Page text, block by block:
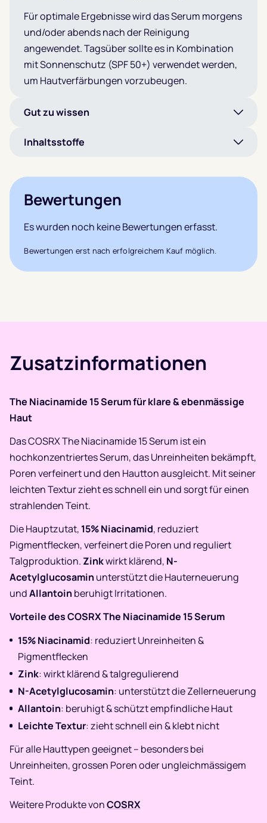
Für optimale Ergebnisse wird das Serum morgens
und/oder abends nach der Reinigung
angewendet. Tagsüber sollte es in Kombination
mit Sonnenschutz (SPF 50+) verwendet werden,
um Hautverfärbungen vorzubeugen.
Gut zu wissen
Inhaltsstoffe
Bewertungen
Es wurden noch keine Bewertungen erfasst.
Bewertungen erst nach erfolgreichem Kauf möglich.
Zusatzinformationen
The Niacinamide 15 Serum für klare & ebenmässige
Haut
Das COSRX The Niacinamide 15 Serum ist ein
hochkonzentriertes Serum, das Unreinheiten bekämpft,
Poren verfeinert und den Hautton ausgleicht. Mit seiner
leichten Textur zieht es schnell ein und sorgt für einen
strahlenden Teint.
Die Hauptzutat, 15% Niacinamid, reduziert
Pigmentflecken, verfeinert die Poren und reguliert
Talgproduktion. Zinkwirkt klärend, N-
Acetylglucosamin unterstützt die Hauterneuerung
undAllantoin beruhigt Irritationen.
Vorteile des COSRX The Niacinamide 15 Serum
15% Niacinamid: reduziert Unreinheiten &
Pigmentflecken
Zink: wirkt klärend & talgregulierend
N-Acetylglucosamin: unterstützt die Zellerneuerung
Allantoin: beruhigt & schützt empfindliche Haut
Leichte Textur: zieht schnell ein & klebt nicht
Für alle Hauttypen geeignet – besonders bei
Unreinheiten, grossen Poren oder ungleichmässigem
Teint.
Weitere Produkte vonCOSRX